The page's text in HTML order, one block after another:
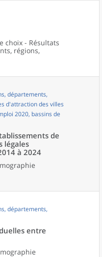
choix - Résultats
régions,
départements,
d'attraction des villes
2020, bassins de
de
légales
à 2024
départements,
entre